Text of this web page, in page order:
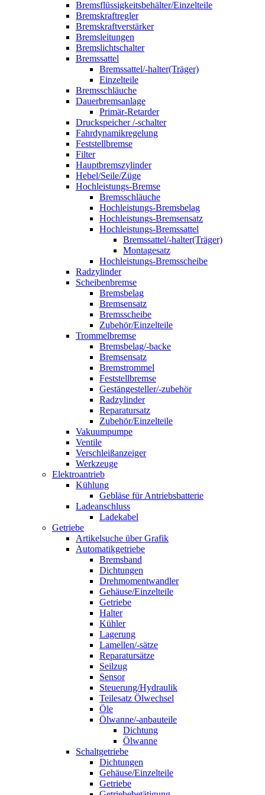
Bremsflüssigkeitsbehälter/Einzelteile
Bremskraftregler
Bremskraftverstärker
Bremsleitungen
Bremslichtschalter
Bremssattel
Bremssattel/-halter(Träger)
Einzelteile
Bremsschläuche
Dauerbremsanlage
Primär-Retarder
Druckspeicher /-schalter
Fahrdynamikregelung
Feststellbremse
Filter
Hauptbremszylinder
Hebel/Seile/Züge
Hochleistungs-Bremse
Bremsschläuche
Hochleistungs-Bremsbelag
Hochleistungs-Bremsensatz
Hochleistungs-Bremssattel
Bremssattel/-halter(Träger)
Montagesatz
Hochleistungs-Bremsscheibe
Radzylinder
Scheibenbremse
Bremsbelag
Bremsensatz
Bremsscheibe
Zubehör/Einzelteile
Trommelbremse
Bremsbelag/-backe
Bremsensatz
Bremstrommel
Feststellbremse
Gestängesteller/-zubehör
Radzylinder
Reparatursatz
Zubehör/Einzelteile
Vakuumpumpe
Ventile
Verschleißanzeiger
Werkzeuge
Elektroantrieb
Kühlung
Gebläse für Antriebsbatterie
Ladeanschluss
Ladekabel
Getriebe
Artikelsuche über Grafik
Automatikgetriebe
Bremsband
Dichtungen
Drehmomentwandler
Gehäuse/Einzelteile
Getriebe
Halter
Kühler
Lagerung
Lamellen/-sätze
Reparatursätze
Seilzug
Sensor
Steuerung/Hydraulik
Teilesatz Ölwechsel
Öle
Ölwanne/-anbauteile
Dichtung
Ölwanne
Schaltgetriebe
Dichtungen
Gehäuse/Einzelteile
Getriebe